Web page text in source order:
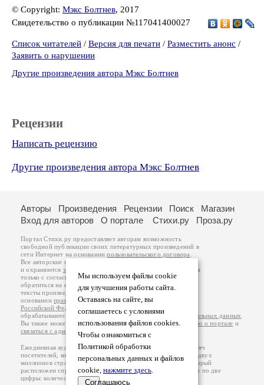
© Copyright: Мэкс Болтнев, 2017
Свидетельство о публикации №117041400027
Список читателей / Версия для печати / Разместить анонс /
Заявить о нарушении
Другие произведения автора Мэкс Болтнев
Рецензии
Написать рецензию
Другие произведения автора Мэкс Болтнев
Мы используем файлы cookie
для улучшения работы сайта.
Оставаясь на сайте, вы
соглашаетесь с условиями
использования файлов cookies.
Чтобы ознакомиться с
Политикой обработки
персональных данных и файлов
cookie, нажмите здесь.
Соглашаюсь
Авторы Произведения Рецензии Поиск
Магазин
Вход для авторов
О портале Стихи.ру Проза.ру
Портал Стихи.ру предоставляет авторам возможность
свободной публикации своих литературных произведений в
сети Интернет на основаниипользовательского договора
Все авторские права на произведения принадлежат авторам
и охраняются законом
. Перепечатка произведений возможна
только с согласия его автора, к которому вы можете
обратиться на его авторской странице. Ответственность за
тексты произведений авторы несут самостоятельно на
основанииправил публикацииизаконодательства
Российской Федерации
обрабатываются на основанииПолитики обработки персональных данных
Вы также можете посмотреть более подробнуюинформацию о портале и
связаться с администрацией
Ежедневная аудитория портала Стихи.ру – порядка 200 тысяч
посетителей, которые в общей сумме просматривают более двух
миллионов страниц по данным счетчика посещаемости, который
расположен справа от этого текста. В каждой графе указано по две
цифры: количество просмотров и количество посетителей.